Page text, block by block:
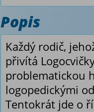
Popis
Každý rodič,
přivítá
problematickou
logopedickými
Tentokrát jde o